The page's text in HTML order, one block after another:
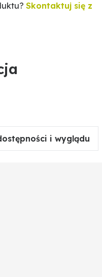
Skontaktuj się z
i wyglądu